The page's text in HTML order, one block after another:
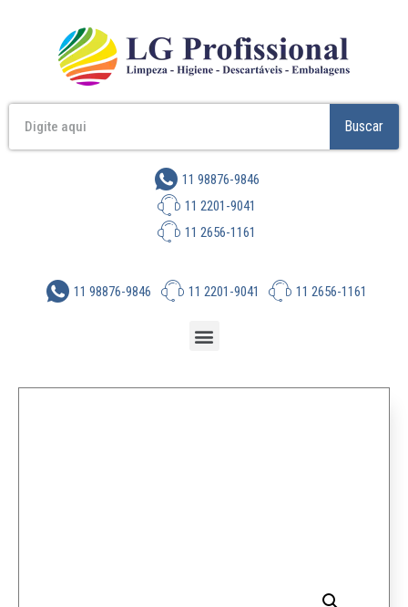
Buscar
11 98876-9846
11 2201-9041
11 2656-1161
11 98876-9846 11 2201-9041 11 2656-1161